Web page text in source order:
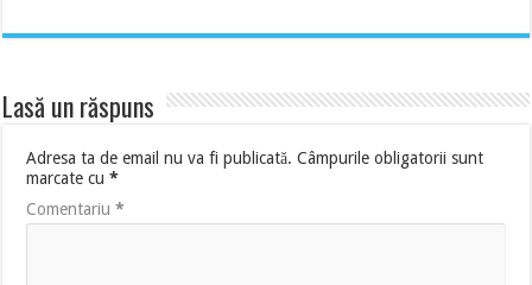
Lasă un răspuns
Adresa ta de email nu va fi publicată. Câmpurile obligatorii sunt
marcate cu*
Comentariu*